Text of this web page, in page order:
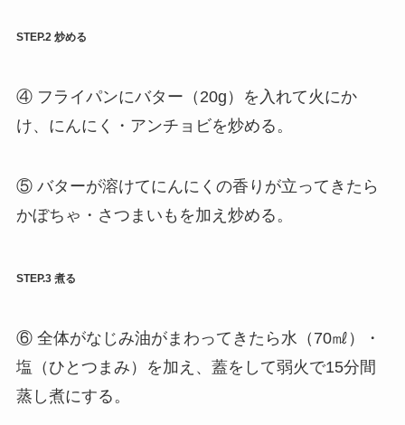
STEP.2 炒める
④ フライパンにバター（20g）を入れて火にか
け、にんにく・アンチョビを炒める。
⑤ バターが溶けてにんにくの香りが立ってきたら
かぼちゃ・さつまいもを加え炒める。
STEP.3 煮る
⑥ 全体がなじみ油がまわってきたら水（70㎖）・
塩（ひとつまみ）を加え、蓋をして弱火で15分間
蒸し煮にする。